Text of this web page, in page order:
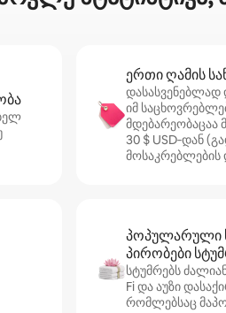
ერთი ღამის
დასასვენებლად
იმ
მდებარეობაცაა
30 $ USD‑დან
მოსაკრებლების
პოპულარული
პირობები
სტუმრებს
Fi და აუზი
რომლებსაც